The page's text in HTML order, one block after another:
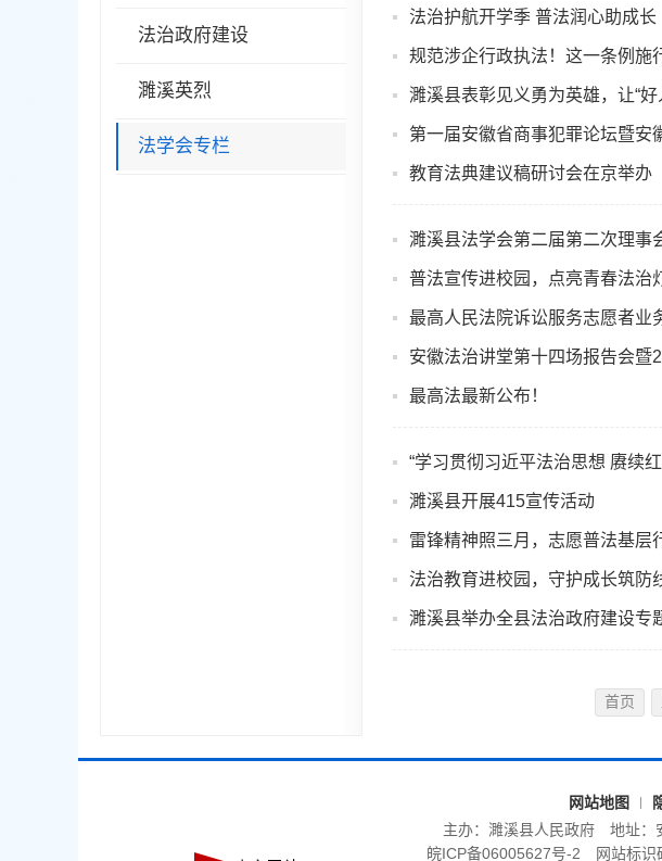
法治政府建设
濉溪英烈
法学会专栏
法治护航开学季 普法润心助成长
规范涉企行政执法！这一条例施
濉溪县表彰见义勇为英雄，让“
第一届安徽省商事犯罪论坛暨安
教育法典建议稿研讨会在京举办
濉溪县法学会第二届第二次理事
普法宣传进校园，点亮青春法治
最高人民法院诉讼服务志愿者业
安徽法治讲堂第十四场报告会暨
最高法最新公布！
“学习贯彻习近平法治思想 赓续
濉溪县开展415宣传活动
雷锋精神照三月，志愿普法基层
法治教育进校园，守护成长筑防
濉溪县举办全县法治政府建设专
首页
网站地图
主办：濉溪县人民政府
地址：
皖ICP备06005627号-2
网站标